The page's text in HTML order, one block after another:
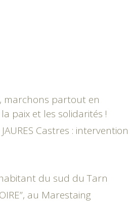
marchons partout en
paix et les solidarités !
Castres : intervention
du sud du Tarn
au Marestaing